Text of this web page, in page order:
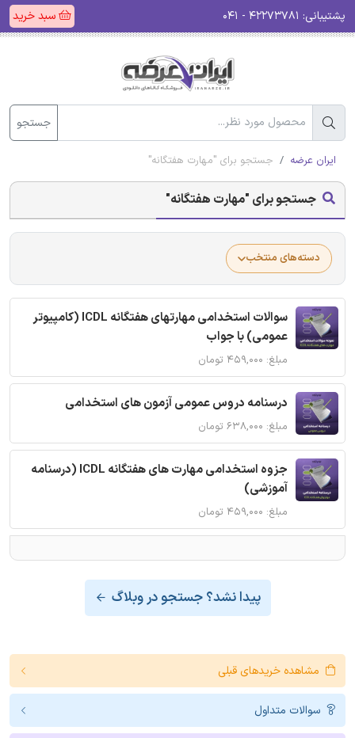
پشتیبانی: سبد خرید
جستجو
ایران عرضه جستجو برای "مهارت هفتگانه"
جستجو برای "مهارت هفتگانه"
دسته‌های منتخب
سوالات استخدامی مهارتهای هفتگانه ICDL (کامپیوتر
عمومی) با جواب
مبلغ: ۴۵۹,۰۰۰ تومان
درسنامه دروس عمومی آزمون های استخدامی
مبلغ: ۶۳۸,۰۰۰ تومان
جزوه استخدامی مهارت های هفتگانه ICDL (درسنامه
آموزشی)
مبلغ: ۴۵۹,۰۰۰ تومان
پیدا نشد؟ جستجو در وبلاگ
مشاهده خریدهای قبلی
سوالات متداول